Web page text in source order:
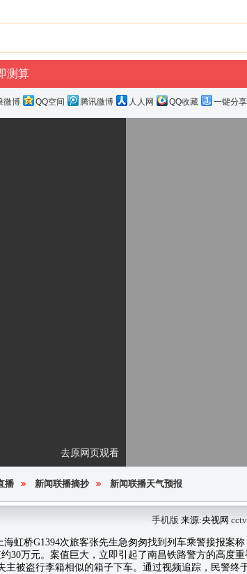
微博 QQ空间 腾讯微博 人人网 QQ收藏 一键分享
去原网页观看
播 新闻联播摘抄 新闻联播天气预报
手机版 来源:央视网
虹桥G1394次旅客张先生急匆匆找到列车乘警接报案
30万元。案值巨大，立即引起了南昌铁路警方的高度
被盗行李箱相似的箱子下车。通过视频追踪，民警终